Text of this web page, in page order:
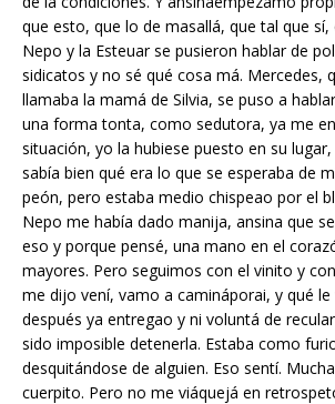
que esto, que lo de masallá, que tal que sí,
Nepo y la Esteuar se pusieron hablar de
sidicatos y no sé qué cosa má. Mercedes,
llamaba la mamá de Silvia, se puso a
una forma tonta, como sedutora, ya me
situación, yo la hubiese puesto en su
sabía bien qué era lo que se esperaba de
peón, pero estaba medio chispeao por el
Nepo me había dado manija, ansina que
eso y porque pensé, una mano en el
mayores. Pero seguimos con el vinito y
me dijo vení, vamo a camináporai, y qué le
después ya entregao y ni voluntá de
sido imposible detenerla. Estaba como
desquitándose de alguien. Eso sentí.
cuerpito. Pero no me viáquejá en